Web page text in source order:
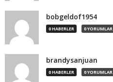
bobgeldof1954
0 HABERLER 0 YORUMLAR
brandysanjuan
0 HABERLER 0 YORUMLAR